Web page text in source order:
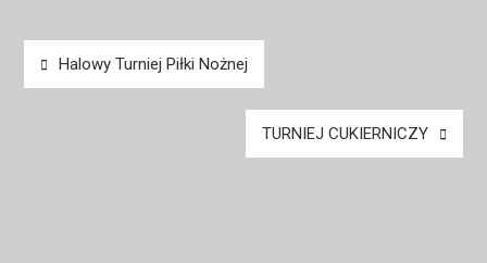
Nawigacja
wpisu
Halowy Turniej Piłki Nożnej
TURNIEJ CUKIERNICZY